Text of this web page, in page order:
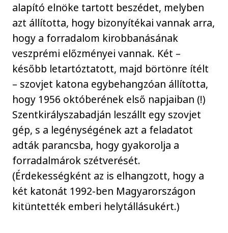
alapító elnöke tartott beszédet, melyben
azt állította, hogy bizonyítékai vannak arra,
hogy a forradalom kirobbanásának
veszprémi előzményei vannak. Két –
később letartóztatott, majd börtönre ítélt
– szovjet katona egybehangzóan állította,
hogy 1956 októberének első napjaiban (!)
Szentkirályszabadján leszállt egy szovjet
gép, s a legénységének azt a feladatot
adták parancsba, hogy gyakorolja a
forradalmárok szétverését.
(Érdekességként az is elhangzott, hogy a
két katonát 1992-ben Magyarországon
kitüntették emberi helytállásukért.)